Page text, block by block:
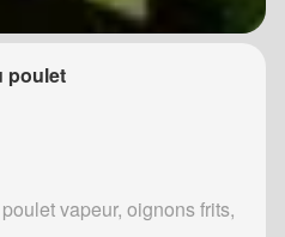
poulet
vapeur, oignons frits,